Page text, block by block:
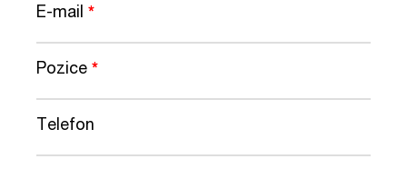
E-mail *
Pozice *
Telefon